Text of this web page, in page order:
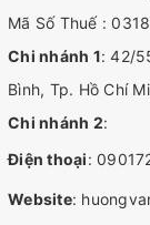
Mã Số Thuế :
Chi nhánh 1: 42/
Bình, Tp. Hồ Chí
Chi nhánh 2:
Điện thoại:
Website: